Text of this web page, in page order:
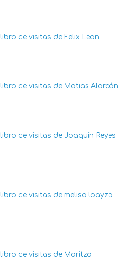
libro de visitas de Felix Leon
libro de visitas de Matias Alarcón
libro de visitas de Joaquín Reyes
libro de visitas de melisa loayza
libro de visitas de Maritza